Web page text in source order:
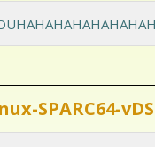
SPARC64-